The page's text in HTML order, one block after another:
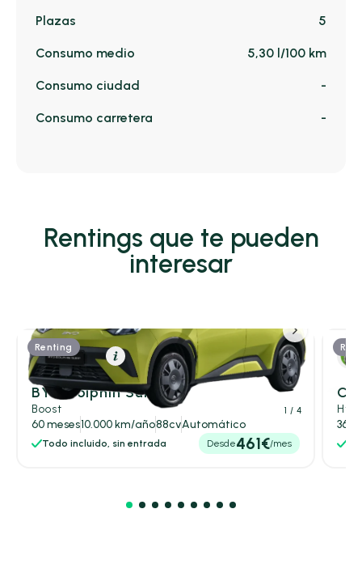
Plazas 5
Consumo medio 5,30 l/100 km
Consumo ciudad -
Consumo carretera -
Rentings que te pueden
interesar
1 / 4
Renting
Eléctrico Resumen
BYD Dolphin Surf
Boost
60 meses10.000 km/año88cvAutomático
Todo incluido, sin entrada Desde461€/mes
36